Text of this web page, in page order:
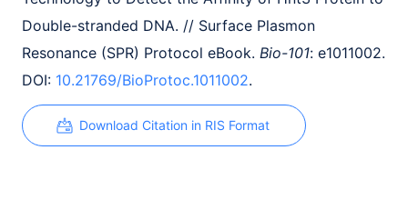
Double-stranded DNA. // Surface Plasmon
Resonance (SPR) Protocol eBook. Bio-101: e1011002.
DOI: 10.21769/BioProtoc.1011002.
Download Citation in RIS Format